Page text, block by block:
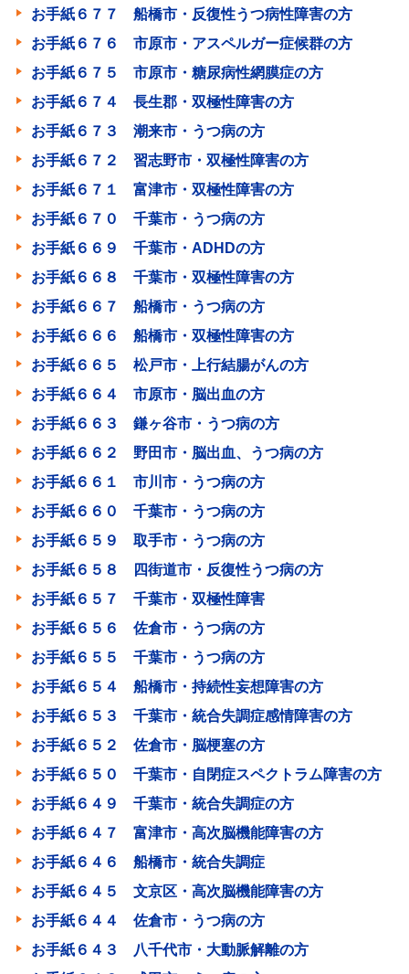
お手紙６７７ 船橋市・反復性うつ病性障害の方
お手紙６７６ 市原市・アスペルガー症候群の方
お手紙６７５ 市原市・糖尿病性網膜症の方
お手紙６７４ 長生郡・双極性障害の方
お手紙６７３ 潮来市・うつ病の方
お手紙６７２ 習志野市・双極性障害の方
お手紙６７１ 富津市・双極性障害の方
お手紙６７０ 千葉市・うつ病の方
お手紙６６９ 千葉市・ADHDの方
お手紙６６８ 千葉市・双極性障害の方
お手紙６６７ 船橋市・うつ病の方
お手紙６６６ 船橋市・双極性障害の方
お手紙６６５ 松戸市・上行結腸がんの方
お手紙６６４ 市原市・脳出血の方
お手紙６６３ 鎌ヶ谷市・うつ病の方
お手紙６６２ 野田市・脳出血、うつ病の方
お手紙６６１ 市川市・うつ病の方
お手紙６６０ 千葉市・うつ病の方
お手紙６５９ 取手市・うつ病の方
お手紙６５８ 四街道市・反復性うつ病の方
お手紙６５７ 千葉市・双極性障害
お手紙６５６ 佐倉市・うつ病の方
お手紙６５５ 千葉市・うつ病の方
お手紙６５４ 船橋市・持続性妄想障害の方
お手紙６５３ 千葉市・統合失調症感情障害の方
お手紙６５２ 佐倉市・脳梗塞の方
お手紙６５０ 千葉市・自閉症スペクトラム障害の方
お手紙６４９ 千葉市・統合失調症の方
お手紙６４７ 富津市・高次脳機能障害の方
お手紙６４６ 船橋市・統合失調症
お手紙６４５ 文京区・高次脳機能障害の方
お手紙６４４ 佐倉市・うつ病の方
お手紙６４３ 八千代市・大動脈解離の方